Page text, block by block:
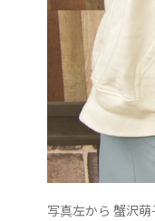
写真左から 蟹沢